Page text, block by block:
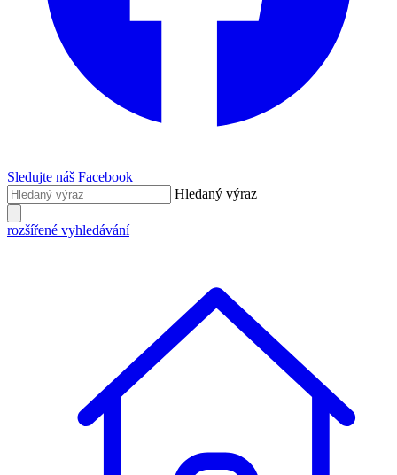
Sledujte náš Facebook
Hledaný výraz
rozšířené vyhledávání